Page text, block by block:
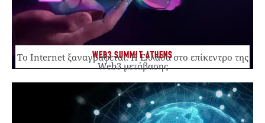
WEB3 SUMMIT ATHENS
Το Internet ξαναγράφεται. Η Ελλάδα στο επίκεντρο της
Web3 μετάβασης